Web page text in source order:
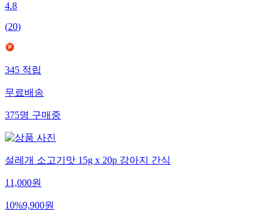
4.8
(20)
345 적립
무료배송
375명 구매중
설레개 소고기맛 15g x 20p 강아지 간식
11,000원
10%9,900원